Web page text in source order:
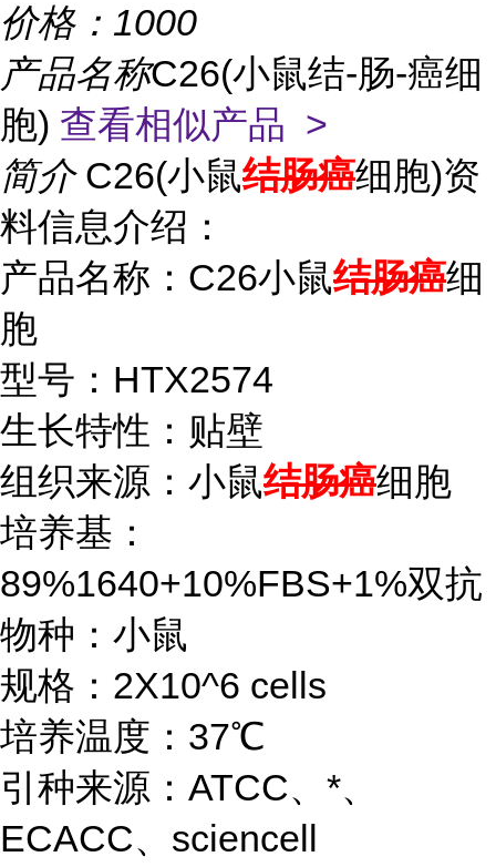
价格： 1000
产品名称C26(小鼠结-肠-癌细
胞) 查看相似产品 >
简介 C26(小鼠结肠癌细胞)资
料信息介绍：
产品名称：C26小鼠结肠癌细
胞
型号：HTX2574
生长特性：贴壁
组织来源：小鼠结肠癌细胞
培养基：
89%1640+10%FBS+1%双抗
物种：小鼠
规格：2X10^6 cells
培养温度：37℃
引种来源：ATCC、*、
ECACC、sciencell